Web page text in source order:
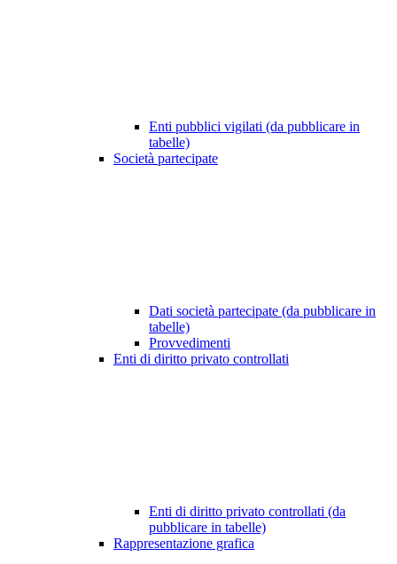
Enti pubblici vigilati (da pubblicare in
tabelle)
Società partecipate
Dati società partecipate (da pubblicare in
tabelle)
Provvedimenti
Enti di diritto privato controllati
Enti di diritto privato controllati (da
pubblicare in tabelle)
Rappresentazione grafica